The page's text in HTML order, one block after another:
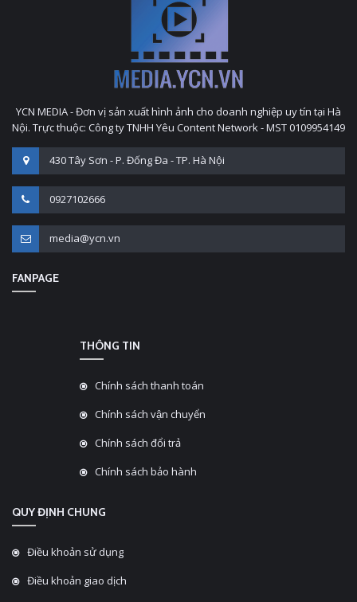
YCN MEDIA - Đơn vị sản xuất hình ảnh cho doanh nghiệp uy tín tại Hà
Nội. Trực thuộc: Công ty TNHH Yêu Content Network - MST 0109954149
430 Tây Sơn - P. Đống Đa - TP. Hà Nội
0927102666
media@ycn.vn
FANPAGE
THÔNG TIN
Chính sách thanh toán
Chính sách vận chuyển
Chính sách đổi trả
Chính sách bảo hành
QUY ĐỊNH CHUNG
Điều khoản sử dụng
Điều khoản giao dịch